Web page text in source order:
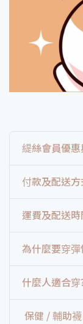
緹絲會員優
付款及配送
運費及配送時
為什麼要穿彈
什麼人適合穿
保健 / 輔助